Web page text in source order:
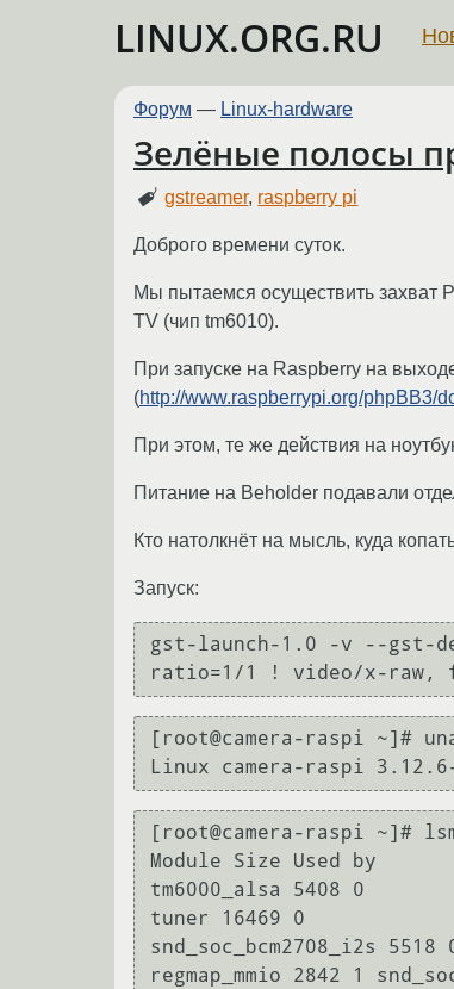
LINUX.ORG.RU
Форум — Linux-hardware
Зелёные полосы
gstreamer, raspberry pi
Доброго времени суток.
Мы пытаемся осуществить захват
TV (чип tm6010).
При запуске на Raspberry на
(http://www.raspberrypi.org/phpBB3/
При этом, те же действия на
Питание на Beholder подавали
Кто натолкнёт на мысль, куда
Запуск:
gst-launch-1.0 -v --gst-
[root@camera-raspi ~]#
[root@camera-raspi ~]#
Module Size Used by
tm6000_alsa 5408 0
tuner 16469 0
snd_soc_bcm2708_i2s 5518
regmap_mmio 2842 1